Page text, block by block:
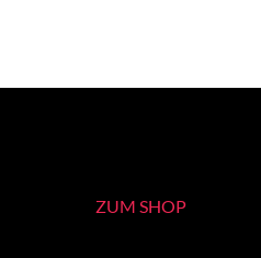
ZUM SHOP